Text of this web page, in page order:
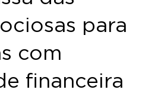
para
com
financeira